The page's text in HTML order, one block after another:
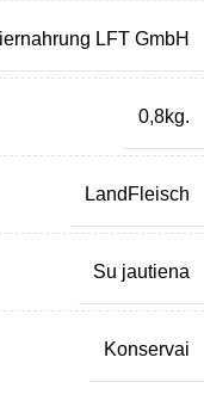
LFT GmbH
0,8kg.
LandFleisch
Su jautiena
Konservai